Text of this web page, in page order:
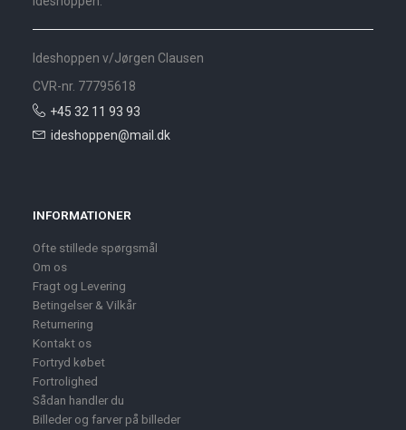
Ideshoppen v/Jørgen Clausen
CVR-nr. 77795618
+45 32 11 93 93
ideshoppen@mail.dk
INFORMATIONER
Ofte stillede spørgsmål
Om os
Fragt og Levering
Betingelser & Vilkår
Returnering
Kontakt os
Fortryd købet
Fortrolighed
Sådan handler du
Billeder og farver på billeder